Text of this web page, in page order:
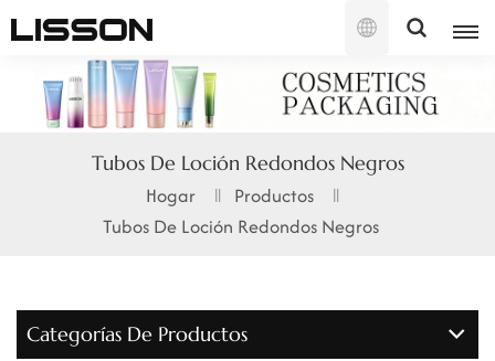
Español
English
français
русский
português
Tubos De Loción Redondos Negros
Hogar
Productos
Tubos De Loción Redondos Negros
Categorías De Productos